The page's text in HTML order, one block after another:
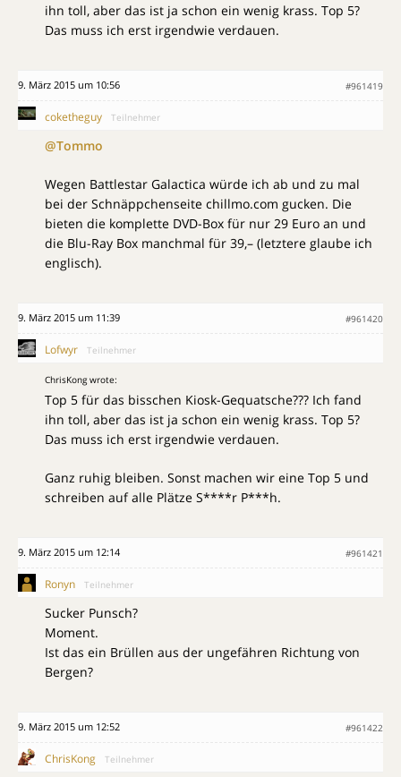
ihn toll, aber das ist ja schon ein wenig krass. Top 5?
Das muss ich erst irgendwie verdauen.
9. März 2015 um 10:56 #961419
coketheguy Teilnehmer
@Tommo
Wegen Battlestar Galactica würde ich ab und zu mal
bei der Schnäppchenseite chillmo.com gucken. Die
bieten die komplette DVD-Box für nur 29 Euro an und
die Blu-Ray Box manchmal für 39,– (letztere glaube ich
englisch).
9. März 2015 um 11:39 #961420
Lofwyr Teilnehmer
ChrisKong wrote:
Top 5 für das bisschen Kiosk-Gequatsche??? Ich fand
ihn toll, aber das ist ja schon ein wenig krass. Top 5?
Das muss ich erst irgendwie verdauen.
Ganz ruhig bleiben. Sonst machen wir eine Top 5 und
schreiben auf alle Plätze S****r P***h.
9. März 2015 um 12:14 #961421
Ronyn Teilnehmer
Sucker Punsch?
Moment.
Ist das ein Brüllen aus der ungefähren Richtung von
Bergen?
9. März 2015 um 12:52 #961422
ChrisKong Teilnehmer